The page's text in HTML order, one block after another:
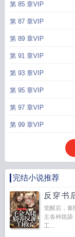
第 85 章VIP
第 87 章VIP
第 89 章VIP
第 91 章VIP
第 93 章VIP
第 95 章VIP
第 97 章VIP
第 99 章VIP
完结小说推荐
反穿书
觉醒后，秦
主各种跪
工...